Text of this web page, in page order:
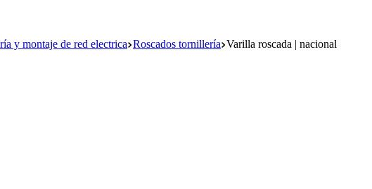
y montaje de red electrica Roscados tornillería Varilla roscada | nacional